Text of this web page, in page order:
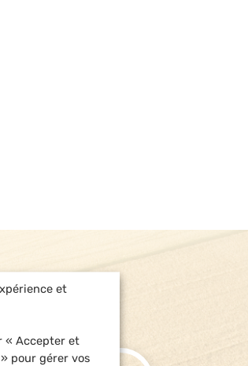
et
« Accepter et
pour gérer vos